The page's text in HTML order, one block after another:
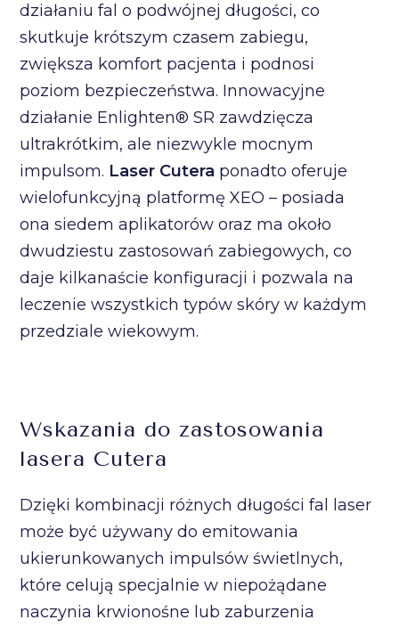
działaniu fal o podwójnej długości, co
skutkuje krótszym czasem zabiegu,
zwiększa komfort pacjenta i podnosi
poziom bezpieczeństwa. Innowacyjne
działanie Enlighten® SR zawdzięcza
ultrakrótkim, ale niezwykle mocnym
impulsom. Laser Cutera ponadto oferuje
wielofunkcyjną platformę XEO – posiada
ona siedem aplikatorów oraz ma około
dwudziestu zastosowań zabiegowych, co
daje kilkanaście konfiguracji i pozwala na
leczenie wszystkich typów skóry w każdym
przedziale wiekowym.
Wskazania do zastosowania
lasera Cutera
Dzięki kombinacji różnych długości fal laser
może być używany do emitowania
ukierunkowanych impulsów świetlnych,
które celują specjalnie w niepożądane
naczynia krwionośne lub zaburzenia